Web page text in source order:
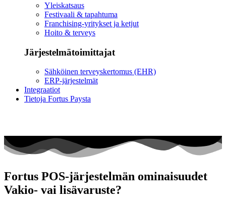
Yleiskatsaus
Festivaali & tapahtuma
Franchising-yritykset ja ketjut
Hoito & terveys
Järjestelmätoimittajat
Sähköinen terveyskertomus (EHR)
ERP-järjestelmät
Integraatiot
Tietoja Fortus Paysta
Fortus POS-järjestelmän ominaisuudet
Vakio- vai lisävaruste?